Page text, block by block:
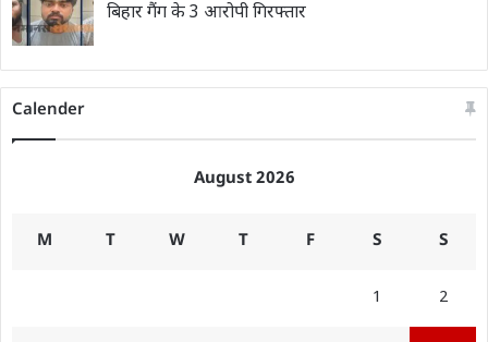
बिहार गैंग के 3 आरोपी गिरफ्तार
Calender
August 2026
M T W T F S S
1 2